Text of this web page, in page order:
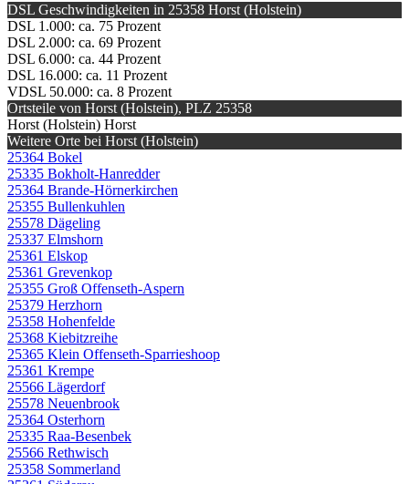
DSL Geschwindigkeiten in 25358 Horst (Holstein)
DSL 1.000: ca. 75 Prozent
DSL 2.000: ca. 69 Prozent
DSL 6.000: ca. 44 Prozent
DSL 16.000: ca. 11 Prozent
VDSL 50.000: ca. 8 Prozent
Ortsteile von Horst (Holstein), PLZ 25358
Horst (Holstein) Horst
Weitere Orte bei Horst (Holstein)
25364 Bokel
25335 Bokholt-Hanredder
25364 Brande-Hörnerkirchen
25355 Bullenkuhlen
25578 Dägeling
25337 Elmshorn
25361 Elskop
25361 Grevenkop
25355 Groß Offenseth-Aspern
25379 Herzhorn
25358 Hohenfelde
25368 Kiebitzreihe
25365 Klein Offenseth-Sparrieshoop
25361 Krempe
25566 Lägerdorf
25578 Neuenbrook
25364 Osterhorn
25335 Raa-Besenbek
25566 Rethwisch
25358 Sommerland